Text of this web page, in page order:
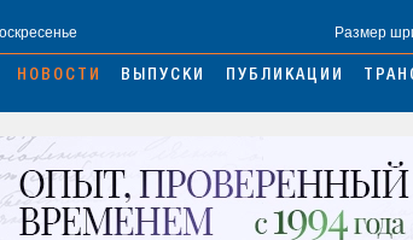
Размер
НОВОСТИ ВЫПУСКИ ПУБЛИКАЦИИ